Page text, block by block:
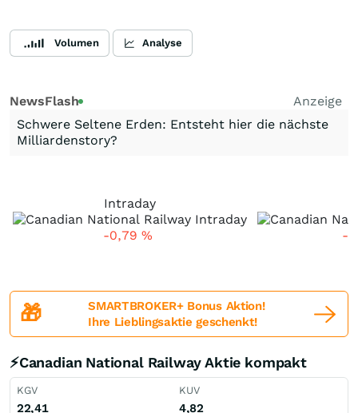
Volumen Analyse
NewsFlash
Anzeige
Schwere Seltene Erden: Entsteht hier die nächste
Milliardenstory?
Intraday
-0,79 % -
🎁
SMARTBROKER+ Bonus Aktion!
Ihre Lieblingsaktie geschenkt!
⚡Canadian National Railway Aktie kompakt
KGV
22,41
KUV
4,82